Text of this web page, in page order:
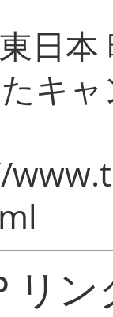
日
キ
リン